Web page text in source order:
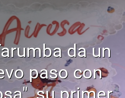
da un
paso con